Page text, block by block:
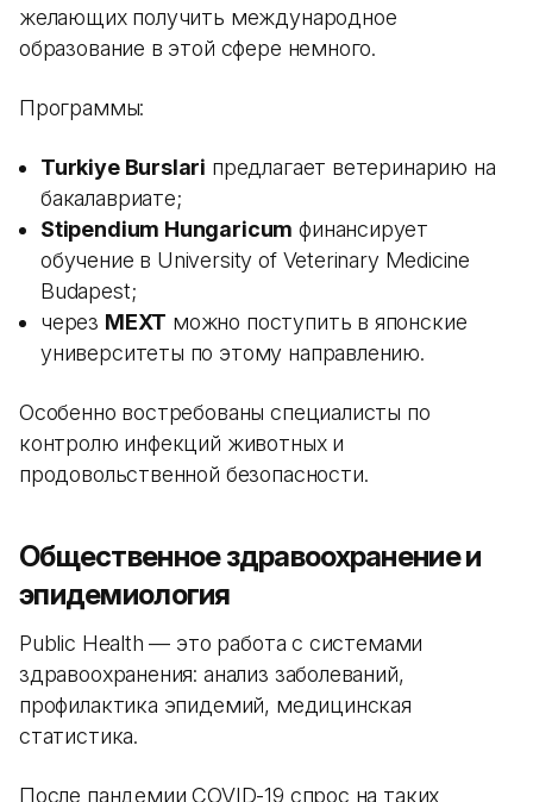
желающих получить международное
образование в этой сфере немного.
Программы:
Turkiye Burslari предлагает ветеринарию на
бакалавриате;
Stipendium Hungaricum финансирует
обучение в University of Veterinary Medicine
Budapest;
через MEXT можно поступить в японские
университеты по этому направлению.
Особенно востребованы специалисты по
контролю инфекций животных и
продовольственной безопасности.
Общественное здравоохранение и
эпидемиология
Public Health — это работа с системами
здравоохранения: анализ заболеваний,
профилактика эпидемий, медицинская
статистика.
После пандемии COVID-19 спрос на таких